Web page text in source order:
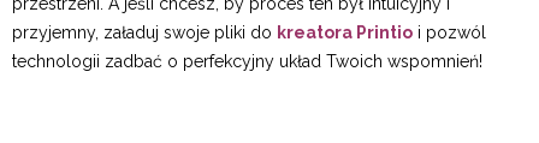
przyjemny, załaduj swoje pliki do kreatora Printio i pozwól
technologii zadbać o perfekcyjny układ Twoich wspomnień!